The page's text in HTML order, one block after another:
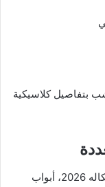
بتفاصيل كلاسيكية
بعيدا عن ابواب خشب للغرف نوفرها بكافه اشكاله 2026، أبواب